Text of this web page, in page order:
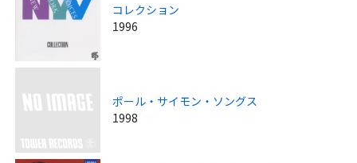
コレクション
1996
ポール・サイモン・ソングス
1998